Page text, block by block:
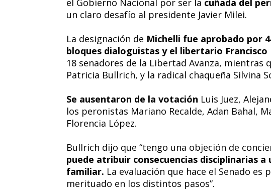
un claro desafío al presidente Javier Milei.
La designación de Michelli fue aprobado por
bloques dialoguistas y el libertario
18 senadores de la Libertad Avanza,
Patricia Bullrich, y la radical chaqueña Silvina
Se ausentaron de la votación Luis Juez,
los peronistas Mariano Recalde, Adan Bahal,
Florencia López.
Bullrich dijo que “tengo una objeción de
puede atribuir consecuencias disciplinarias
familiar. La evaluación que hace el Senado
merituado en los distintos pasos”.